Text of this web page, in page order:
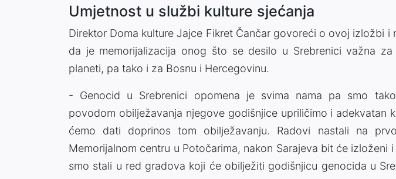
Umjetnost u službi kulture sjećanja
Direktor Doma kulture Jajce Fikret Čančar govoreći o ovoj izložbi i
da je memorijalizacija onog što se desilo u Srebrenici važna
planeti, pa tako i za Bosnu i Hercegovinu.
- Genocid u Srebrenici opomena je svima nama pa smo
povodom obilježavanja njegove godišnjice upriličimo i adekvatan
ćemo dati doprinos tom obilježavanju. Radovi nastali na
Memorijalnom centru u Potočarima, nakon Sarajeva bit će izloženi
smo stali u red gradova koji će obilježiti godišnjicu genocida u